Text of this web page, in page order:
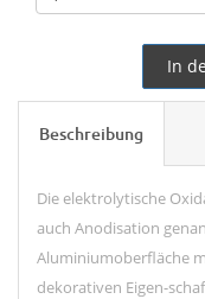
In
Beschreibung
Die elektrolytische
auch Anodisation
Aluminiumoberfläche
dekorativen Eigen-